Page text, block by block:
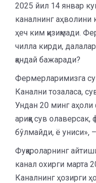
2025 йил 14 январ
каналнинг аҳволини
ҳеч ким қизиқмади.
чилла кирди,
қандай бажаради?
Фермерларимизга
Канални тозаласа,
Ундан 20 минг аҳоли
ариққа сув олаверсак,
бўлмайди, ё униси»,
Фуқароларнинг
канал охирги марта
Каналнинг ҳозирги